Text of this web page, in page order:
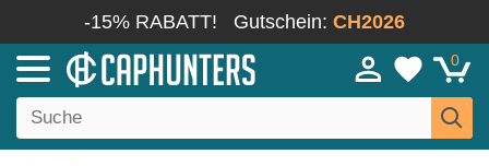
-15% RABATT! Gutschein: CH2026
0